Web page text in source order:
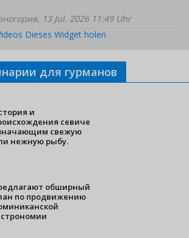
13 Jul. 2026 11:49 Uhr
Dieses Widget holen
для гурманов
и
севиче
свежую
нежную рыбу.
обширный
по продвижению